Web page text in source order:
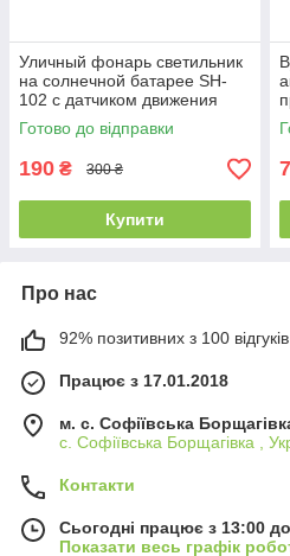
Уличный фонарь светильник
на солнечной батарее SH-
102 с датчиком движения
SMD
Готово до відправки
190 ₴ 300 ₴
Купити
Про нас
92% позитивних з 100 відгуків
Працює з 17.01.2018
м. c. Софіївська
c. Софіївська Борщагівка ,
Контакти
Сьогодні працює з 13:00
Показати весь графік